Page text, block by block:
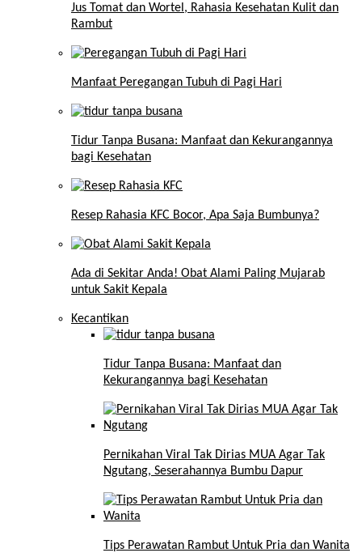
Jus Tomat dan Wortel, Rahasia Kesehatan Kulit dan
Rambut
Manfaat Peregangan Tubuh di Pagi Hari
Tidur Tanpa Busana: Manfaat dan Kekurangannya
bagi Kesehatan
Resep Rahasia KFC Bocor, Apa Saja Bumbunya?
Ada di Sekitar Anda! Obat Alami Paling Mujarab
untuk Sakit Kepala
Kecantikan
Tidur Tanpa Busana: Manfaat dan
Kekurangannya bagi Kesehatan
Pernikahan Viral Tak Dirias MUA Agar Tak
Ngutang, Seserahannya Bumbu Dapur
Tips Perawatan Rambut Untuk Pria dan Wanita